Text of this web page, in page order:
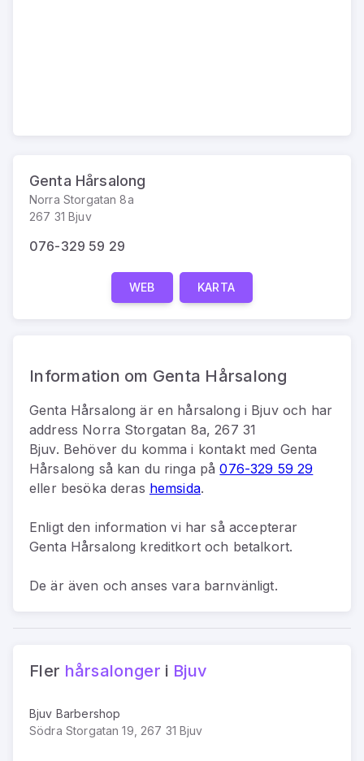
Genta Hårsalong
Norra Storgatan 8a
267 31 Bjuv
076-329 59 29
WEB KARTA
Information om Genta Hårsalong
Genta Hårsalong är en hårsalong i Bjuvoch har
address Norra Storgatan 8a, 267 31
Bjuv. Behöver du komma i kontakt med Genta
Hårsalong så kan du ringa på076-329 59 29
eller besöka deras hemsida.
Enligt den information vi har så accepterar
Genta Hårsalong kreditkort och betalkort.
De är även och anses vara barnvänligt.
Fler hårsalonger i Bjuv
Bjuv Barbershop
Södra Storgatan 19, 267 31 Bjuv